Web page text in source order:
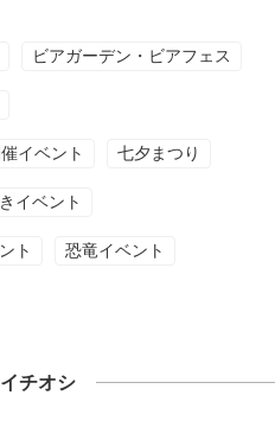
ビアガーデン・ビアフェス
イベント 七夕まつり
イベント
ト 恐竜イベント
チオシ